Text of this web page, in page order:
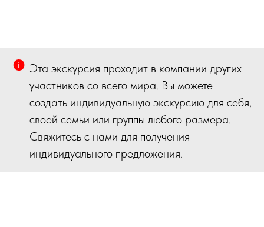
Эта экскурсия проходит в компании других
участников со всего мира. Вы можете
создать индивидуальную экскурсию для себя,
своей семьи или группы любого размера.
Свяжитесь с нами для получения
индивидуального предложения.